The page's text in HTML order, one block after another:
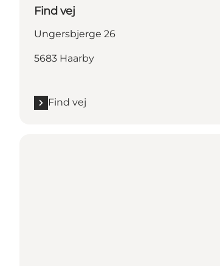
Find vej
Ungersbjerge 26
5683 Haarby
Find vej